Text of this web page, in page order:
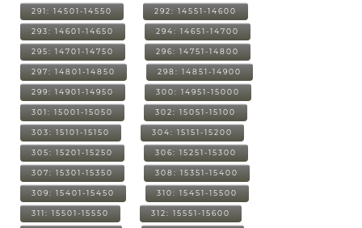
291: 14501-14550 292: 14551-14600
293: 14601-14650 294: 14651-14700
295: 14701-14750 296: 14751-14800
297: 14801-14850 298: 14851-14900
299: 14901-14950 300: 14951-15000
301: 15001-15050 302: 15051-15100
303: 15101-15150 304: 15151-15200
305: 15201-15250 306: 15251-15300
307: 15301-15350 308: 15351-15400
309: 15401-15450 310: 15451-15500
311: 15501-15550 312: 15551-15600